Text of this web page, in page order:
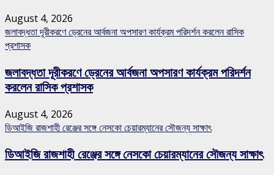
August 4, 2026
জলাবদ্ধতা দূরীকরণে ড্রেনের আর্বজনা অপসারণ কার্যক্রম পরিদর্শন করলেন রাসিক
প্রশাসক
জলাবদ্ধতা দূরীকরণে ড্রেনের আর্বজনা অপসারণ কার্যক্রম পরিদর্শন
করলেন রাসিক প্রশাসক
August 4, 2026
ডিআইজি রাজশাহী রেঞ্জের সঙ্গে নেসকো চেয়ারম্যানের সৌজন্য সাক্ষাৎ
ডিআইজি রাজশাহী রেঞ্জের সঙ্গে নেসকো চেয়ারম্যানের সৌজন্য সাক্ষাৎ